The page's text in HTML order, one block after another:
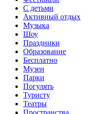
С детьми
Активный отдых
Музыка
Шоу
Праздники
Образование
Бесплатно
Музеи
Парки
Погулять
Туристу
Театры
Пространства